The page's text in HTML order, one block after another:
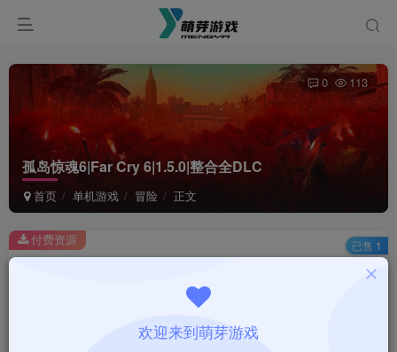
孤岛惊魂6|Far Cry 6|1.5.0|整合全DLC
首页 单机游戏 冒险 正文
0 113
此内容为付费资源，请付费后查看
￥1
付费资源 已售 1
欢迎来到萌芽游戏